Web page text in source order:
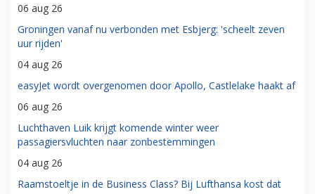
06 aug 26
Groningen vanaf nu verbonden met Esbjerg: 'scheelt zeven
uur rijden'
04 aug 26
easyJet wordt overgenomen door Apollo, Castlelake haakt af
06 aug 26
Luchthaven Luik krijgt komende winter weer
passagiersvluchten naar zonbestemmingen
04 aug 26
Raamstoeltje in de Business Class? Bij Lufthansa kost dat